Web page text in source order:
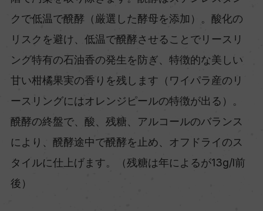
クで低温で醗酵（厳選した酵母を添加）。酸化の
リスクを避け、低温で醗酵させることでリースリ
ング特有の石油香の発生を防ぎ、特徴的な美しい
甘い柑橘果実の香りを残します（ワイパラ産のリ
ースリングにはオレンジピールの特徴が出る）。
醗酵の終盤で、酸、残糖、アルコールのバランス
により、醗酵途中で醗酵を止め、オフドライのス
タイルに仕上げます。（残糖は年によるが13g/l前
後）